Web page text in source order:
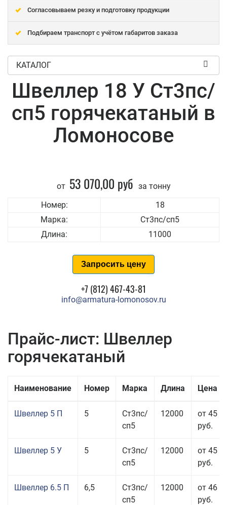
Согласовываем резку и подготовку продукции
Подбираем транспорт с учётом габаритов заказа
КАТАЛОГ
Швеллер 18 У Ст3пс/
сп5 горячекатаный в
Ломоносове
от 53 070,00 руб за тонну
Номер:
18
Марка:
Ст3пс/сп5
Длина:
11000
Запросить цену
+7 (812) 467-43-81
info@armatura-lomonosov.ru
Прайс-лист: Швеллер
горячекатаный
Наименование Номер Марка Длина Цена
Швеллер 5 П 5
Ст3пс/
сп5
12000
от 45
руб.
Швеллер 5 У 5
Ст3пс/
сп5
12000
от 45
руб.
Швеллер 6.5 П 6,5
Ст3пс/
сп5
12000
от 46
руб.